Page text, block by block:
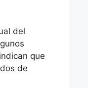
del
que
de